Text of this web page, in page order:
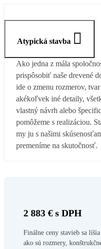
Atypická stavba
Ako jedna z mála
prispôsobiť naše drevené
ide o zmenu rozmerov,
akékoľvek iné detaily,
vlastný návrh alebo
pomôžeme s realizáciou.
my ju s našimi
premeníme na skutočnosť.
2 883 € s DPH
Finálne ceny stavieb sa
ako sú rozmery,